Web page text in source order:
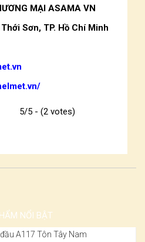
MẠI ASAMA VN
Sơn, TP. Hồ Chí Minh
5/5 - (2 votes)
NỔI BẬT
A117 Tôn Tây Nam